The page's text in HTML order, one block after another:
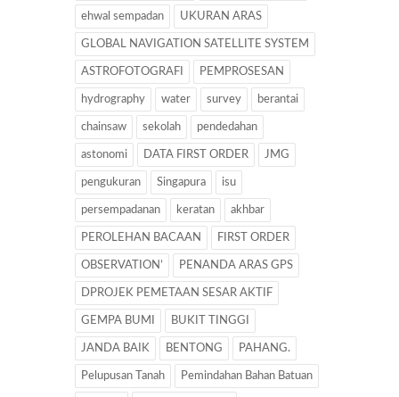
ehwal sempadan UKURAN ARAS
GLOBAL NAVIGATION SATELLITE SYSTEM
ASTROFOTOGRAFI PEMPROSESAN
hydrography water survey berantai
chainsaw sekolah pendedahan
astonomi DATA FIRST ORDER JMG
pengukuran Singapura isu
persempadanan keratan akhbar
PEROLEHAN BACAAN FIRST ORDER
OBSERVATION’ PENANDA ARAS GPS
DPROJEK PEMETAAN SESAR AKTIF
GEMPA BUMI BUKIT TINGGI
JANDA BAIK BENTONG PAHANG.
Pelupusan Tanah Pemindahan Bahan Batuan